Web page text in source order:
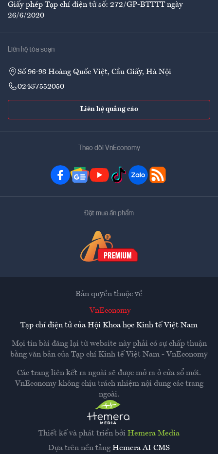
Giấy phép Tạp chí điện tử số: 272/GP-BTTTT ngày
26/6/2020
Liên hệ tòa soạn
Số 96-98 Hoàng Quốc Việt, Cầu Giấy, Hà Nội
02437552050
Liên hệ quảng cáo
Theo dõi VnEconomy
Đặt mua ấn phẩm
Thiết kế và phát triển bởi Hemera Media
Dựa trên nền tảng Hemera AI CMS
Bản quyền thuộc về
VnEconomy
Tạp chí điện tử của Hội Khoa học Kinh tế Việt Nam
Mọi tin bài đăng lại từ website này phải có sự chấp thuận
bằng văn bản của Tạp chí Kinh tế Việt Nam - VnEconomy
Các trang liên kết ra ngoài sẽ được mở ra ở cửa sổ mới.
VnEconomy không chịu trách nhiệm nội dung các trang
ngoài.